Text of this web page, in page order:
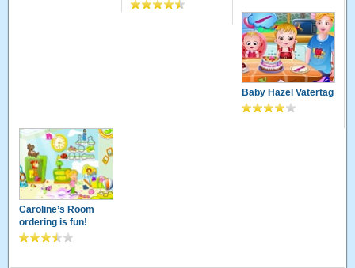
Baby Hazel Vatertag
Caroline’s Room
ordering is fun!